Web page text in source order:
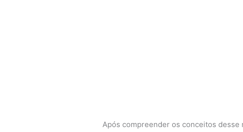
Após compreender os conceitos desse